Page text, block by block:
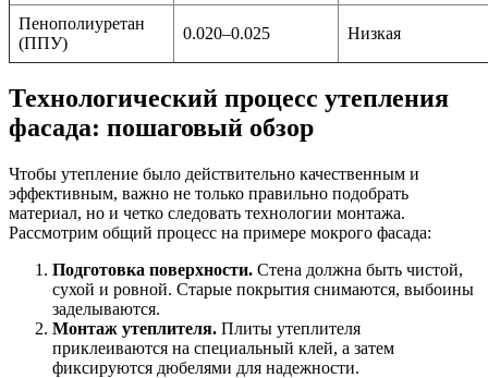
Пенополиуретан
(ППУ)
0.020–0.025 Низкая
Технологический процесс утепления
фасада: пошаговый обзор
Чтобы утепление было действительно качественным и
эффективным, важно не только правильно подобрать
материал, но и четко следовать технологии монтажа.
Рассмотрим общий процесс на примере мокрого фасада:
Подготовка поверхности. Стена должна быть чистой,
сухой и ровной. Старые покрытия снимаются, выбоины
заделываются.
Монтаж утеплителя. Плиты утеплителя
приклеиваются на специальный клей, а затем
фиксируются дюбелями для надежности.